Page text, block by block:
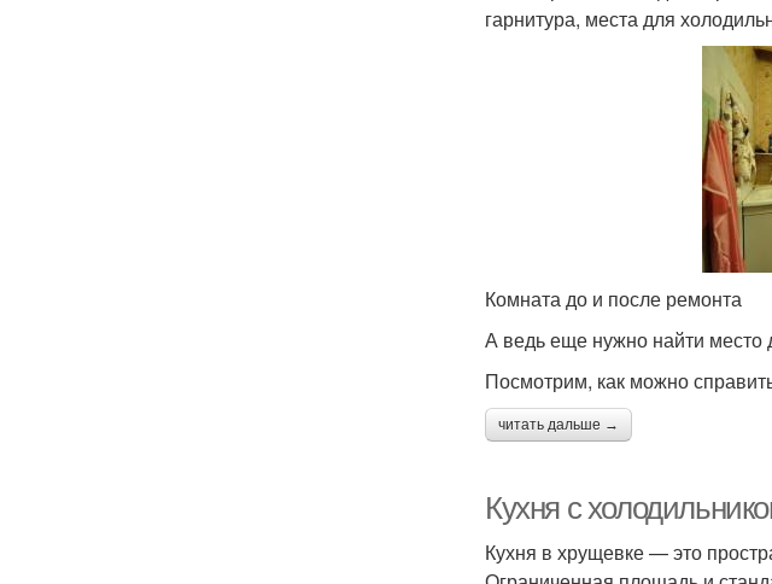
гарнитура, места для
Комната до и после ремонта
А ведь еще нужно найти место
Посмотрим, как можно
читать дальше →
Кухня с
Кухня в хрущевке — это